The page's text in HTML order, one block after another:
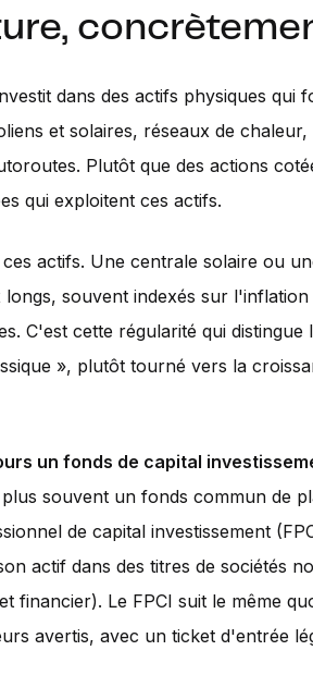
dans des actifs physiques qui
et solaires, réseaux de chaleur,
Plutôt que des actions
qui exploitent ces actifs.
actifs. Une centrale solaire ou
souvent indexés sur l'inflation
C'est cette régularité qui
», plutôt tourné vers la
un fonds de capital
souvent un fonds commun de
de capital investissement
actif dans des titres de sociétés
financier). Le FPCI suit le même
avertis, avec un ticket d'entrée